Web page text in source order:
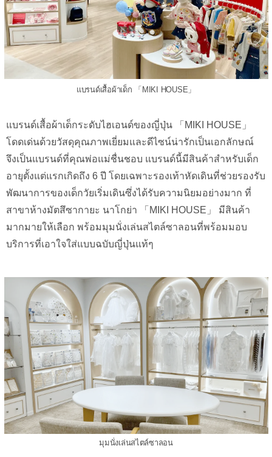
แบรนด์เสื้อผ้าเด็ก 「MIKI HOUSE」
แบรนด์เสื้อผ้าเด็กระดับไฮเอนด์ของญี่ปุ่น 「MIKI HOUSE」
โดดเด่นด้วยวัสดุคุณภาพเยี่ยมและดีไซน์น่ารักเป็นเอกลักษณ์
จึงเป็นแบรนด์ที่คุณพ่อแม่ชื่นชอบ แบรนด์นี้มีสินค้าสำหรับเด็ก
อายุตั้งแต่แรกเกิดถึง 6 ปี โดยเฉพาะรองเท้าหัดเดินที่ช่วยรองรับ
พัฒนาการของเด็กวัยเริ่มเดินซึ่งได้รับความนิยมอย่างมาก ที่
สาขาห้างมัตสึซากายะ นาโกย่า 「MIKI HOUSE」 มีสินค้า
มากมายให้เลือก พร้อมมุมนั่งเล่นสไตล์ซาลอนที่พร้อมมอบ
บริการที่เอาใจใส่แบบฉบับญี่ปุ่นแท้ๆ
มุมนั่งเล่นสไตล์ซาลอน